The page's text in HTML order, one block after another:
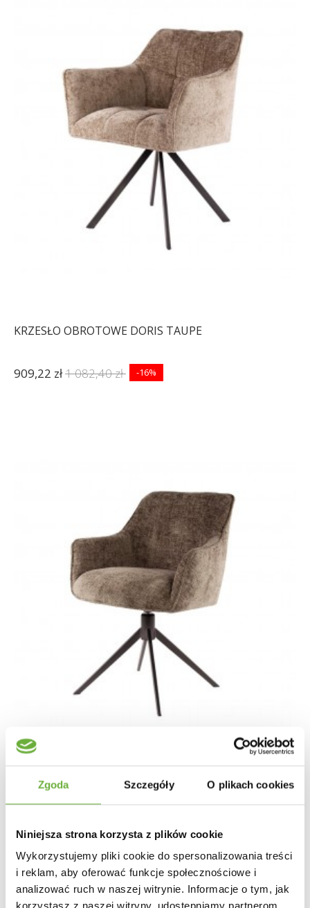
Zgoda Szczegóły O plikach cookies
Niniejsza strona korzysta z plików cookie
Wykorzystujemy pliki cookie do spersonalizowania treści
i reklam, aby oferować funkcje społecznościowe i
analizować ruch w naszej witrynie. Informacje o tym, jak
korzystasz z naszej witryny, udostępniamy partnerom
KRZESŁO OBROTOWE DORIS TAUPE
909,22 zł1 082,40 zł -16%
KRZESŁO OBROTOWE KARA SZARE
1 004,83 zł1 196,23 zł -16%